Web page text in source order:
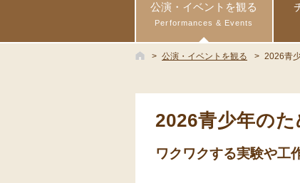
公演・イベントを観る
Performances & Events
公演・イベントを観る 2026青
2026青少年の
ワクワクする実験や工